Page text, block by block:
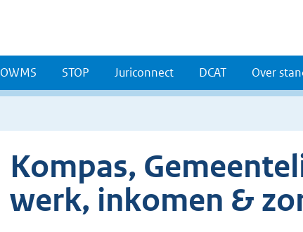
OWMS STOP Juriconnect DCAT Over
Kompas,
werk, inkomen &